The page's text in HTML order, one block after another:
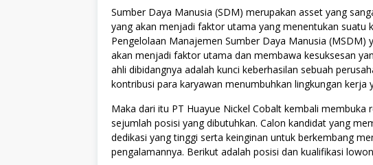
Sumber Daya Manusia (SDM) merupakan asset yang
yang akan menjadi faktor utama yang menentukan suatu
Pengelolaan Manajemen Sumber Daya Manusia (MSDM)
akan menjadi faktor utama dan membawa kesuksesan
ahli dibidangnya adalah kunci keberhasilan sebuah
kontribusi para karyawan menumbuhkan lingkungan
Maka dari itu PT Huayue Nickel Cobalt kembali membuka
sejumlah posisi yang dibutuhkan. Calon kandidat yang
dedikasi yang tinggi serta keinginan untuk berkembang
pengalamannya. Berikut adalah posisi dan kualifikasi